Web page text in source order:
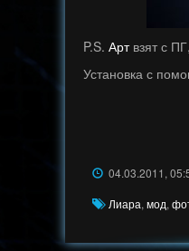
P.S. Артвзят с
Установка с
04.03.2011,
Лиара, мод,